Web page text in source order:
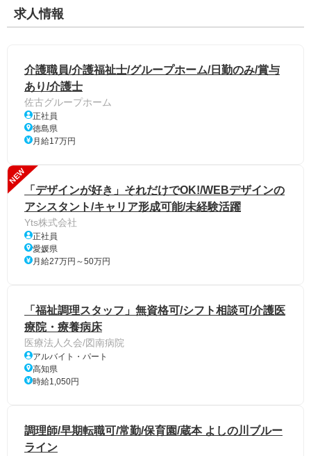
求人情報
介護職員/介護福祉士/グループホーム/日勤のみ/賞与
あり/介護士
佐古グループホーム
正社員
徳島県
月給17万円
NEW
「デザインが好き」それだけでOK!/WEBデザインの
アシスタント/キャリア形成可能/未経験活躍
Yts株式会社
正社員
愛媛県
月給27万円～50万円
「福祉調理スタッフ」無資格可/シフト相談可/介護医
療院・療養病床
医療法人久会/図南病院
アルバイト・パート
高知県
時給1,050円
調理師/早期転職可/常勤/保育園/蔵本 よしの川ブルー
ライン